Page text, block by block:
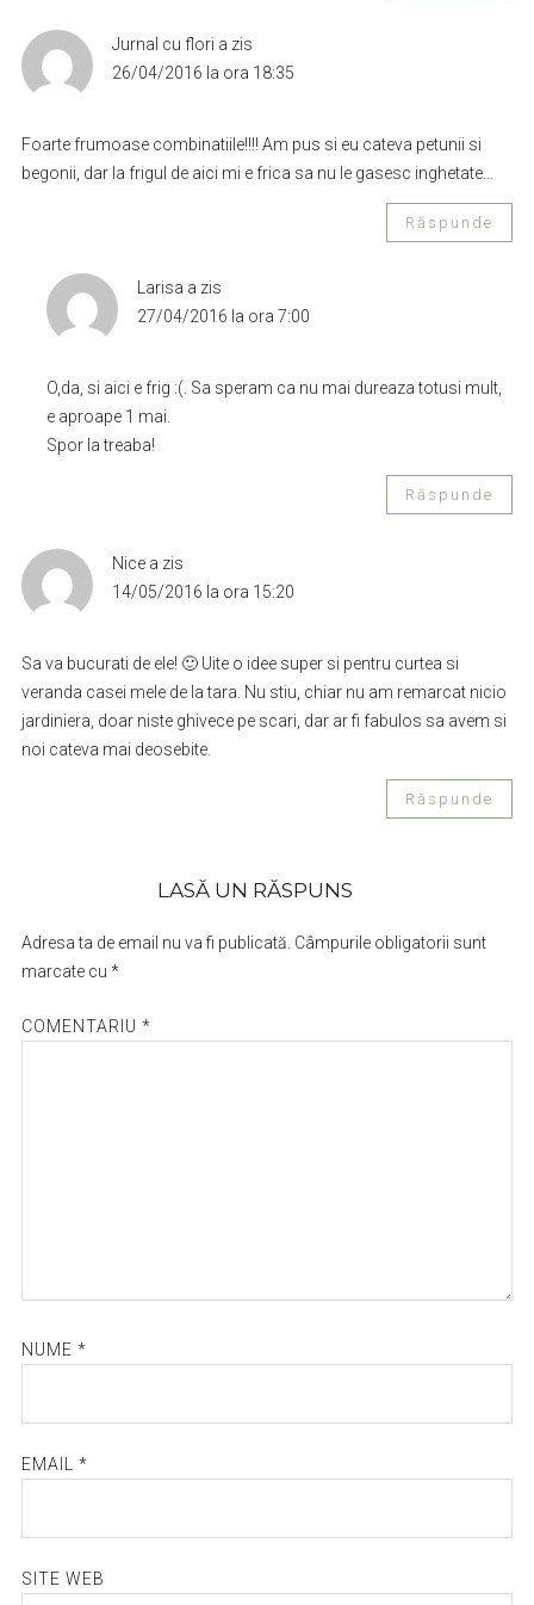
Jurnal cu flori a zis
26/04/2016 la ora 18:35
Foarte frumoase combinatiile!!!! Am pus si eu cateva petunii si
begonii, dar la frigul de aici mi e frica sa nu le gasesc inghetate…
Răspunde
Larisa a zis
27/04/2016 la ora 7:00
O,da, si aici e frig :(. Sa speram ca nu mai dureaza totusi mult,
e aproape 1 mai.
Spor la treaba!
Răspunde
Nice a zis
14/05/2016 la ora 15:20
Sa va bucurati de ele! 🙂 Uite o idee super si pentru curtea si
veranda casei mele de la tara. Nu stiu, chiar nu am remarcat nicio
jardiniera, doar niste ghivece pe scari, dar ar fi fabulos sa avem si
noi cateva mai deosebite.
Răspunde
LASĂ UN RĂSPUNS
Adresa ta de email nu va fi publicată. Câmpurile obligatorii sunt
marcate cu *
COMENTARIU *
NUME *
EMAIL *
SITE WEB